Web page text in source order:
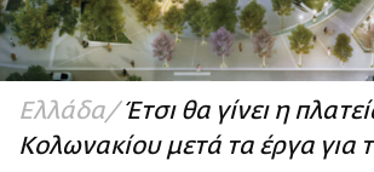
ΑΜΠΑ
PRINT
Ελλάδα Έτσι θα γίνει η
Κολωνακίου μετά τα έργα για